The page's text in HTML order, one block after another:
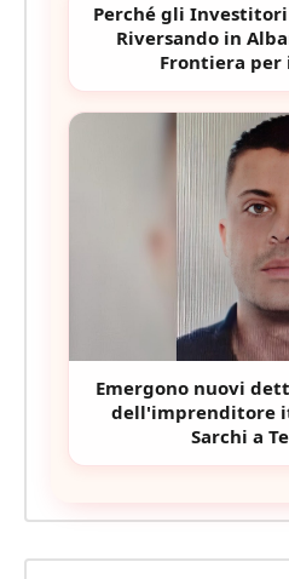
Perché gli
Riversando in
Frontiera per
Emergono nuovi
dell'imprenditore
Sarchi a